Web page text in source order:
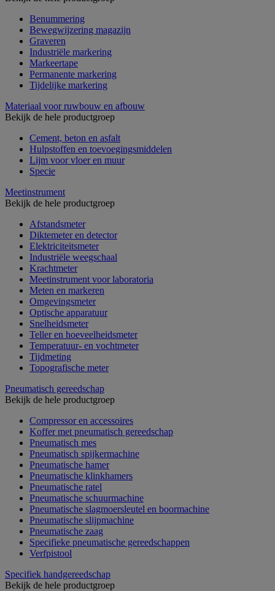
Benummering
Bewegwijzering magazijn
Graveren
Industriële markering
Markeertape
Permanente markering
Tijdelijke markering
Materiaal voor ruwbouw en afbouw
Bekijk de hele productgroep
Cement, beton en asfalt
Hulpstoffen en toevoegingsmiddelen
Lijm voor vloer en muur
Specie
Meetinstrument
Bekijk de hele productgroep
Afstandsmeter
Diktemeter en detector
Elektriciteitsmeter
Industriële weegschaal
Krachtmeter
Meetinstrument voor laboratoria
Meten en markeren
Omgevingsmeter
Optische apparatuur
Snelheidsmeter
Teller en hoeveelheidsmeter
Temperatuur- en vochtmeter
Tijdmeting
Topografische meter
Pneumatisch gereedschap
Bekijk de hele productgroep
Compressor en accessoires
Koffer met pneumatisch gereedschap
Pneumatisch mes
Pneumatisch spijkermachine
Pneumatische hamer
Pneumatische klinkhamers
Pneumatische ratel
Pneumatische schuurmachine
Pneumatische slagmoersleutel en boormachine
Pneumatische slijpmachine
Pneumatische zaag
Specifieke pneumatische gereedschappen
Verfpistool
Specifiek handgereedschap
Bekijk de hele productgroep